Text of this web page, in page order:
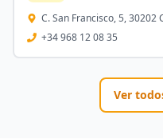
C. San Francisco, 5,
+34 968 12 08 35
Ver